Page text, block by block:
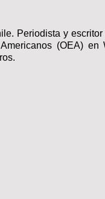
Periodista y
(OEA) en